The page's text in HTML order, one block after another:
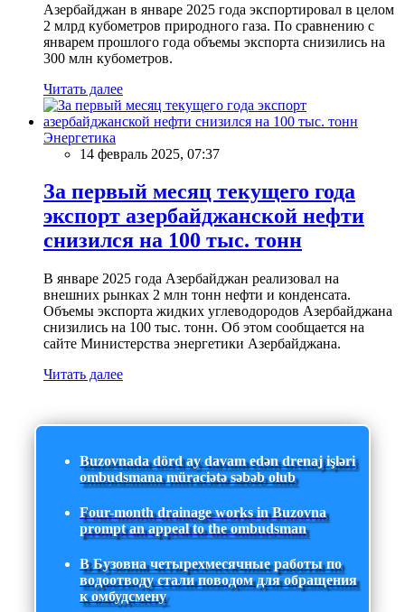
Азербайджан в январе 2025 года экспортировал в целом
2 млрд кубометров природного газа. По сравнению с
январем прошлого года объемы экспорта снизились на
300 млн кубометров.
Читать далее
Энергетика
14 февраль 2025, 07:37
За первый месяц текущего года
экспорт азербайджанской нефти
снизился на 100 тыс. тонн
В январе 2025 года Азербайджан реализовал на
внешних рынках 2 млн тонн нефти и конденсата.
Объемы экспорта жидких углеводородов Азербайджана
снизились на 100 тыс. тонн. Об этом сообщается на
сайте Министерства энергетики Азербайджана.
Читать далее
Buzovnada dörd ay davam edən drenaj işləri
ombudsmana müraciətə səbəb olub
Four-month drainage works in Buzovna
prompt an appeal to the ombudsman
В Бузовна четырехмесячные работы по
водоотводу стали поводом для обращения
к омбудсмену